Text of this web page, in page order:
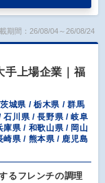
期間：26/08/04～26/08/24
手上場企業｜福
城県 / 栃木県 / 群馬
石川県 / 長野県 / 岐阜
庫県 / 和歌山県 / 岡山
崎県 / 熊本県 / 鹿児島
るフレンチの調理